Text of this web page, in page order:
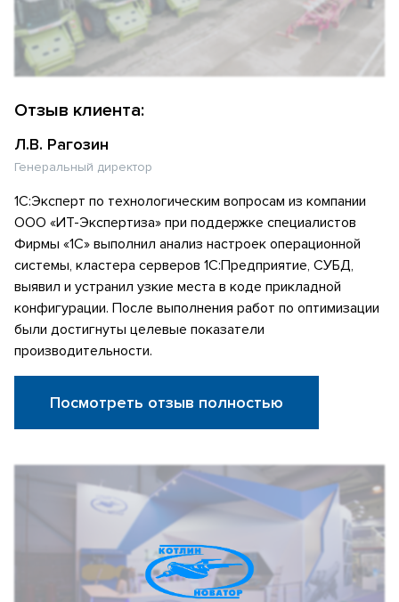
Отзыв клиента:
Л.В. Рагозин
Генеральный директор
1С:Эксперт по технологическим вопросам из компании
ООО «ИТ-Экспертиза» при поддержке специалистов
Фирмы «1С» выполнил анализ настроек операционной
системы, кластера серверов 1С:Предприятие, СУБД,
выявил и устранил узкие места в коде прикладной
конфигурации. После выполнения работ по оптимизации
были достигнуты целевые показатели
производительности.
Посмотреть отзыв полностью